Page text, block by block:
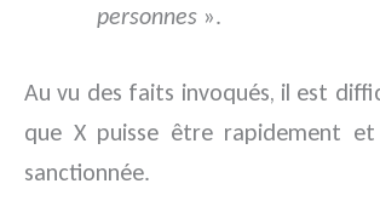
personnes ».
Au vu des faits invoqués, il est
que X puisse être rapidement et
sanctionnée.